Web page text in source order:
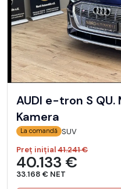
AUDI e-tron S QU.
Kamera
La comandă SUV
Preț inițial41.241 €
40.133 €
33.168 € NET